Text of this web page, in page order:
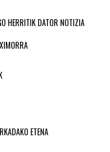
HERRITIK DATOR NOTIZIA
ETENA